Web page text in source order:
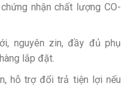
nhận chất lượng CO-
nguyên zin, đầy đủ phụ
lắp đặt.
hỗ trợ đổi trả tiện lợi nếu